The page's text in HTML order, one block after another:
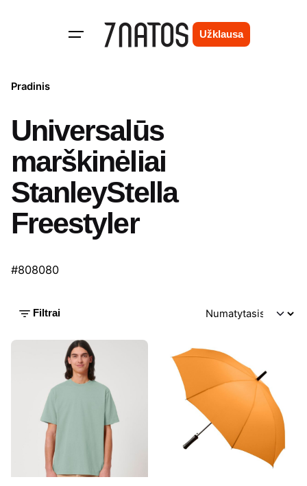
Užklausa
Pradinis
Universalūs
marškinėliai
StanleyStella
Freestyler
#808080
Filtrai